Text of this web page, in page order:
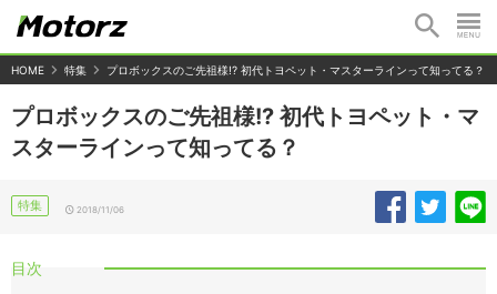
HOME 特集 プロボックスのご先祖様!? 初代トヨペット・マスターラインって知ってる？
プロボックスのご先祖様!? 初代トヨペット・マ
スターラインって知ってる？
特集 2018/11/06
目次